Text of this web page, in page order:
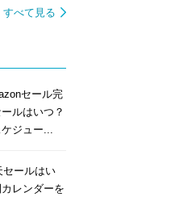
すべて見る
セール完
ルはいつ？
ジュー...
セールはい
レンダーを